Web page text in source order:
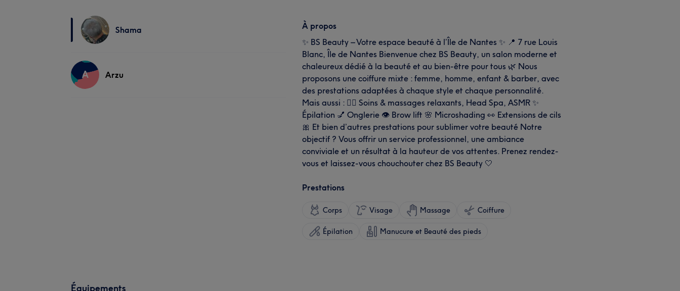
Shama
A Arzu
À propos
✨ BS Beauty – Votre espace beauté à l’Île de Nantes ✨ 📍 7 rue Louis
Blanc, Île de Nantes Bienvenue chez BS Beauty, un salon moderne et
chaleureux dédié à la beauté et au bien-être pour tous 🌿 Nous
proposons une coiffure mixte : femme, homme, enfant & barber, avec
des prestations adaptées à chaque style et chaque personnalité.
Mais aussi : 💆‍♀️ Soins & massages relaxants, Head Spa, ASMR ✨
Épilation 💅 Onglerie 👁️ Brow lift 🌸 Microshading 👀 Extensions de cils
🎀 Et bien d’autres prestations pour sublimer votre beauté Notre
objectif ? Vous offrir un service professionnel, une ambiance
conviviale et un résultat à la hauteur de vos attentes. Prenez rendez-
vous et laissez-vous chouchouter chez BS Beauty 🤍
Prestations
Corps Visage Massage Coiffure
Épilation Manucure et Beauté des pieds
Équipements